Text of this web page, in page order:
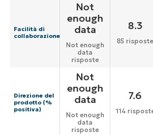
Facilità di
collaborazione
Not
enough
data
Not enough
data
risposte
8.3
85 risposte
Direzione del
prodotto (%
positiva)
Not
enough
data
Not enough
data
risposte
7.6
114